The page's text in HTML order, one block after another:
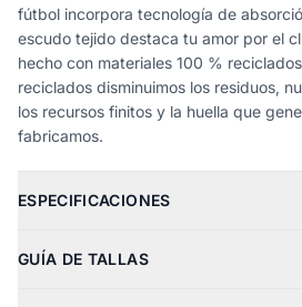
fútbol incorpora tecnología de
escudo tejido destaca tu amor por el
hecho con materiales 100 %
reciclados disminuimos los residuos,
los recursos finitos y la huella que
fabricamos.
ESPECIFICACIONES
GUÍA DE TALLAS